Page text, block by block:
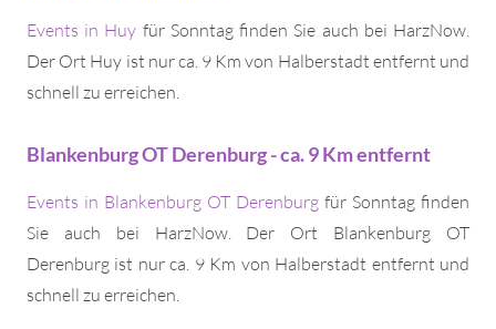
Events in Huy für Sonntag finden Sie auch bei HarzNow.
Der Ort Huy ist nur ca. 9 Km von Halberstadt entfernt und
schnell zu erreichen.
Blankenburg OT Derenburg - ca. 9 Km entfernt
Events in Blankenburg OT Derenburg für Sonntag finden
Sie auch bei HarzNow. Der Ort Blankenburg OT
Derenburg ist nur ca. 9 Km von Halberstadt entfernt und
schnell zu erreichen.